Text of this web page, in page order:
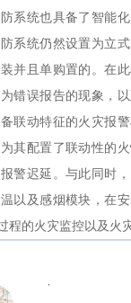
系统也具备了智能
系统仍然设置为立
并且单购置的。在
错误报告的现象，
联动特征的火灾报
其配置了联动性的
警迟延。与此同时
以及感烟模块，在
程的火灾监控以及火